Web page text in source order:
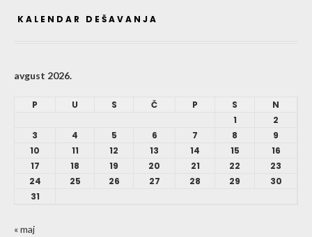
KALENDAR DEŠAVANJA
avgust 2026.
P U S Č P S
N
1
2
3
4 5 6 7 8
9
10
11 12 13 14 15
16
17
18 19 20 21 22
23
24
25 26 27 28 29
30
31
« maj